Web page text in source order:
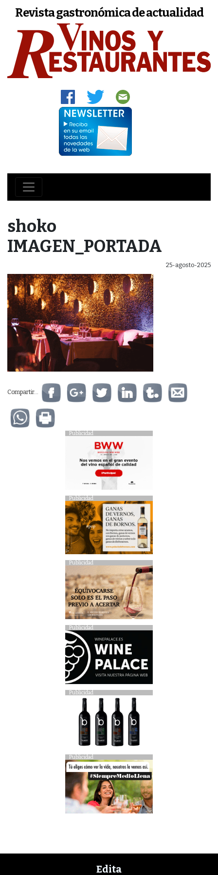
Revista gastronómica de actualidad
shoko
IMAGEN_PORTADA
25-agosto-2025
Compartir...
Publicidad
Publicidad
Publicidad
Publicidad
Publicidad
Publicidad
Edita